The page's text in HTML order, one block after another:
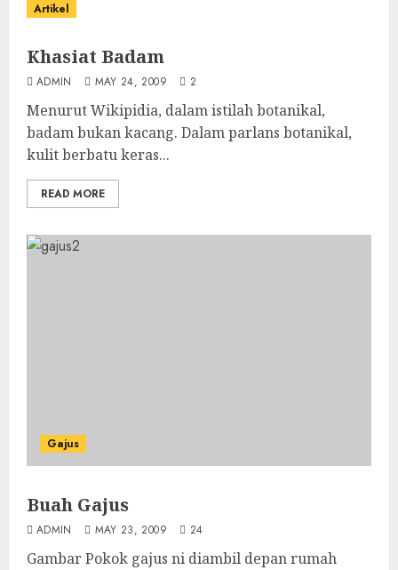
Artikel
Khasiat Badam
ADMIN MAY 24, 2009 2
Menurut Wikipidia, dalam istilah botanikal,
badam bukan kacang. Dalam parlans botanikal,
kulit berbatu keras...
READ MORE
Gajus
Buah Gajus
ADMIN MAY 23, 2009 24
Gambar Pokok gajus ni diambil depan rumah